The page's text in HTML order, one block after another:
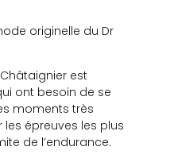
originelle du Dr
Châtaignier est
ont besoin de se
moments très
les épreuves les plus
de l’endurance.